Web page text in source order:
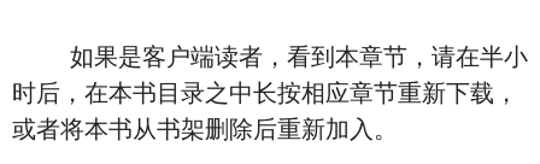
如果是客户端读者，看到本章节，请在半小
时后，在本书目录之中长按相应章节重新下载，
或者将本书从书架删除后重新加入。